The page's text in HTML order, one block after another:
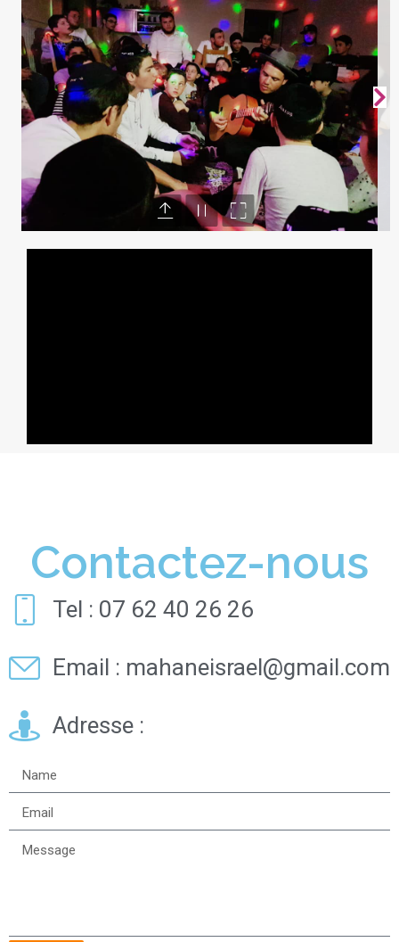
Contactez-nous
Tel : 07 62 40 26 26
Email : mahaneisrael@gmail.com
Adresse :